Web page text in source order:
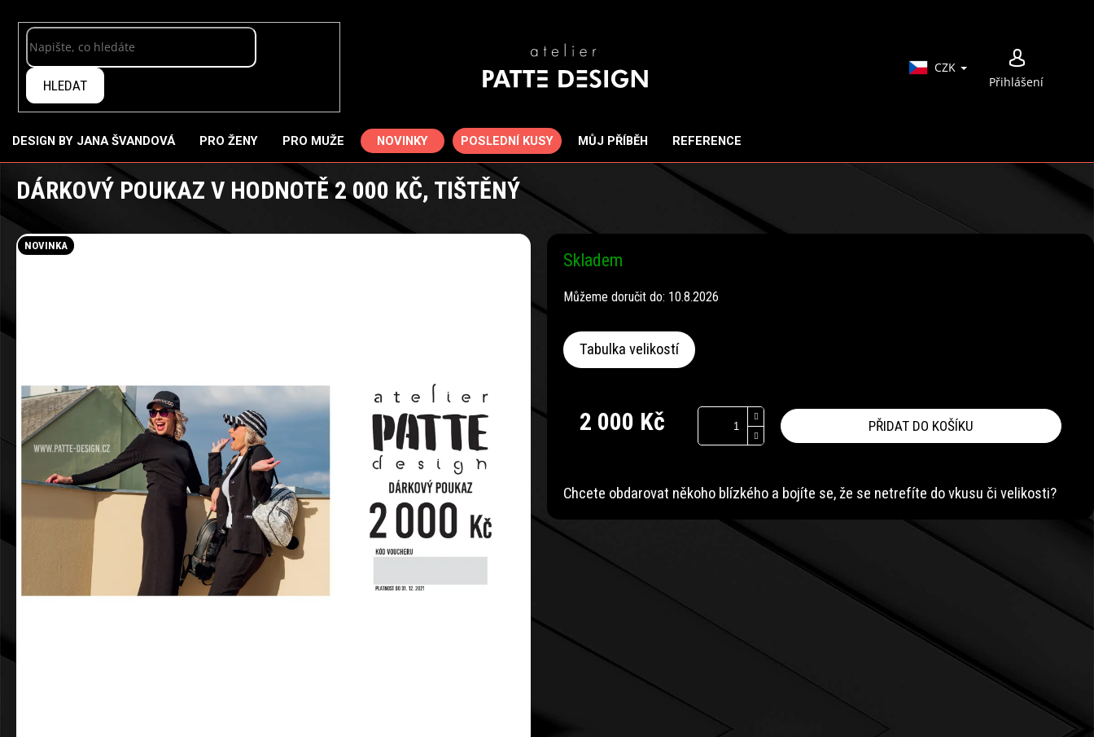
Přejít
obsah
HLEDAT
CZK
Přihlášení
DESIGN BY JANA ŠVANDOVÁ PRO ŽENY PRO MUŽE NOVINKY POSLEDNÍ KUSY MŮJ PŘÍBĚH REFERENCE
DÁRKOVÝ POUKAZ V HODNOTĚ 2 000 KČ, TIŠTĚNÝ
NOVINKA
Skladem
Můžeme doručit do: 10.8.2026
Tabulka velikostí
2 000 Kč PŘIDAT DO KOŠÍKU
Chcete obdarovat někoho blízkého a bojíte se, že se netrefíte do vkusu či velikosti?